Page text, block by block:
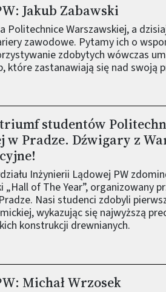
Jakub Zabawski
Politechnice Warszawskiej, a
zawodowe. Pytamy ich o
zdobytych wówczas
które zastanawiają się nad swoją
studentów
w Pradze. Dźwigary z
Inżynierii Lądowej PW
„Hall of The Year”, organizowany
Nasi studenci zdobyli
wykazując się najwyższą
konstrukcji drewnianych.
Michał Wrzosek